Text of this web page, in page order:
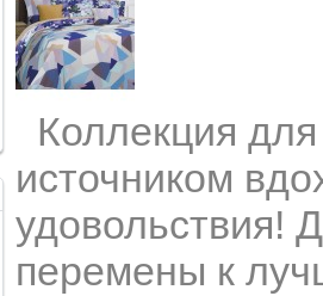
Коллекция для
источником
удовольствия!
перемены к